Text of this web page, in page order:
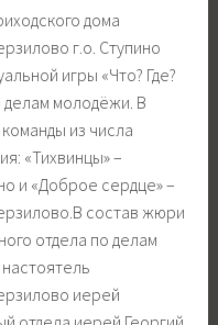
дома
г.о. Ступино
игры «Что? Где?
делам молодёжи. В
из числа
«Тихвинцы» –
и «Доброе сердце» –
состав жюри
отдела по делам
иерей